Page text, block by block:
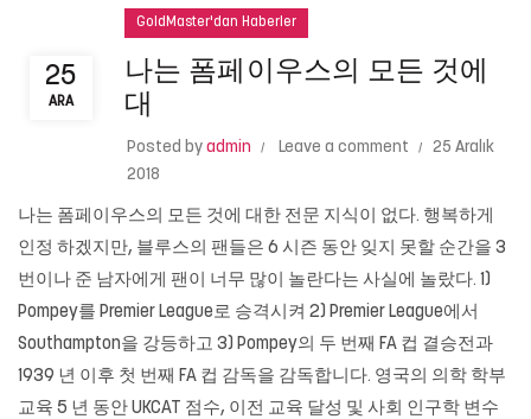
25
ARA
GoldMaster'dan Haberler
나는 폼페이우스의 모든 것에
대
Posted by admin Leave a comment
25 Aralık
2018
나는 폼페이우스의 모든 것에 대한 전문 지식이 없다. 행복하게
인정 하겠지만, 블루스의 팬들은 6 시즌 동안 잊지 못할 순간을 3
번이나 준 남자에게 팬이 너무 많이 놀란다는 사실에 놀랐다. 1)
Pompey를 Premier League로 승격시켜 2) Premier League에서
Southampton을 강등하고 3) Pompey의 두 번째 FA 컵 결승전과
1939 년 이후 첫 번째 FA 컵 감독을 감독합니다. 영국의 의학 학부
교육 5 년 동안 UKCAT 점수, 이전 교육 달성 및 사회 인구학 변수